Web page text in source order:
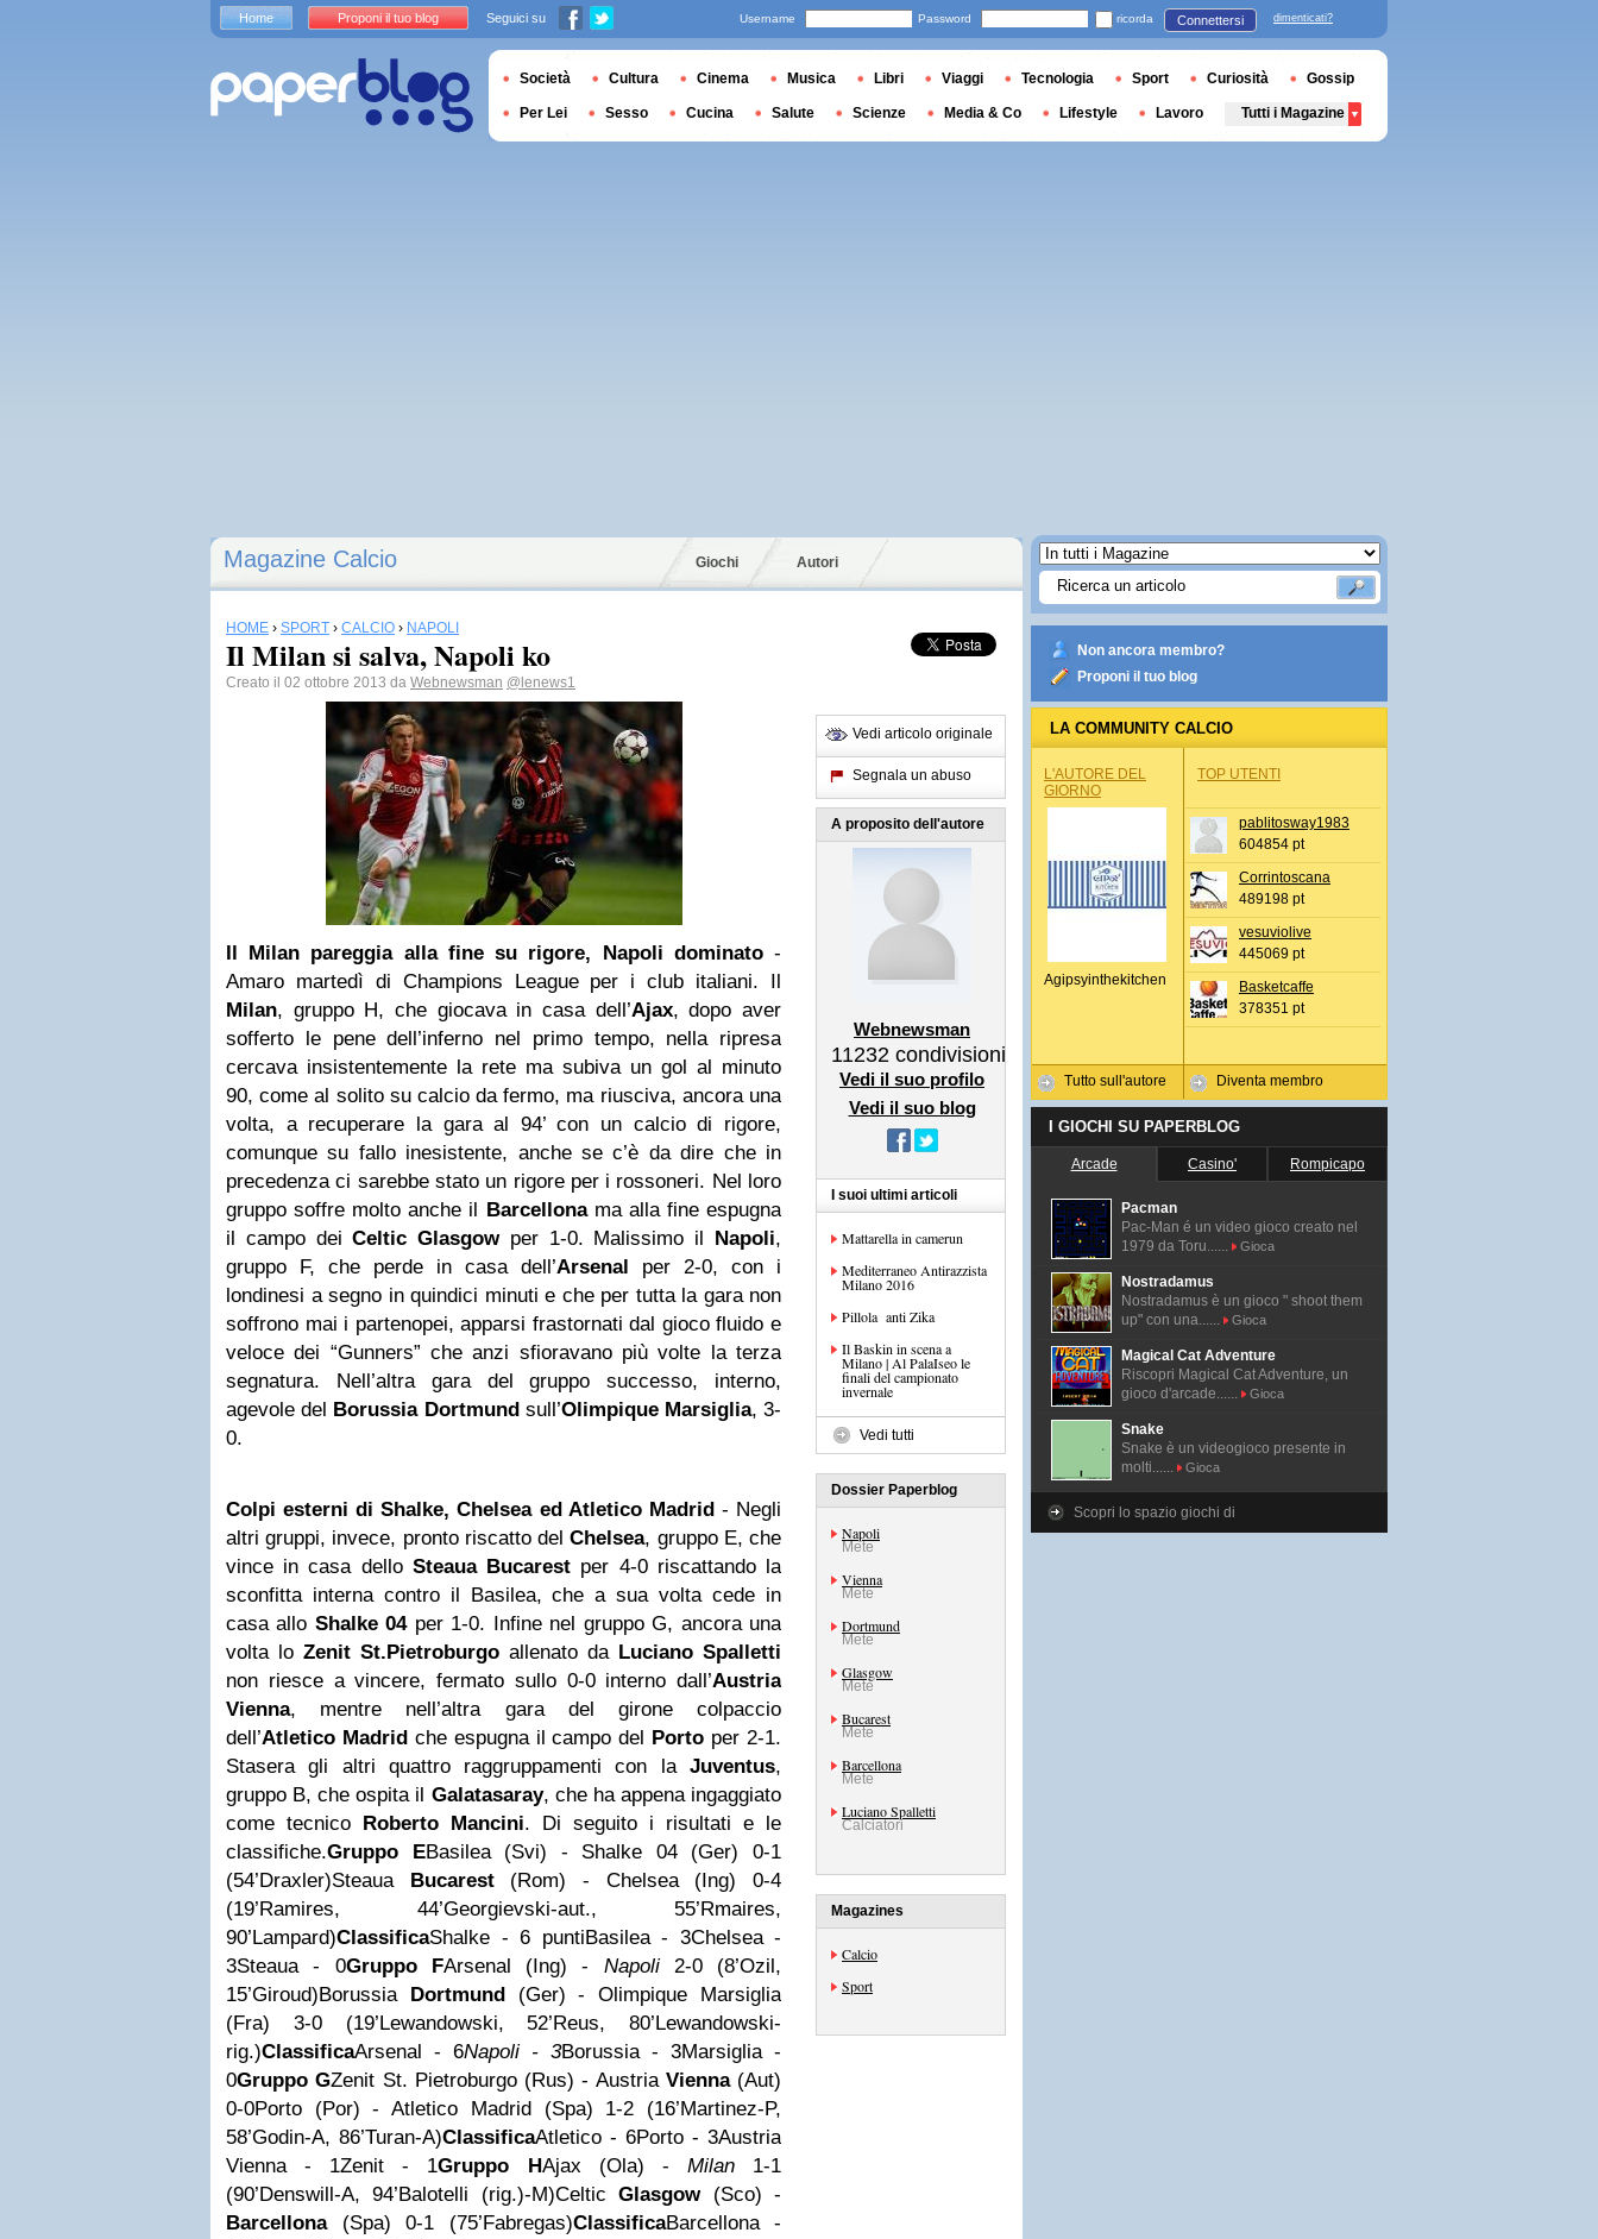
Magazine Calcio Giochi Autori
HOME › SPORT › CALCIO › NAPOLI
Il Milan si salva, Napoli ko
Creato il 02 ottobre 2013 da Webnewsman @lenews1
Il Milan pareggia alla fine su rigore, Napoli dominato-
Amaro martedì di Champions League per i club italiani. Il
Milan, gruppo H, che giocava in casa dell’Ajax, dopo aver
sofferto le pene dell’inferno nel primo tempo, nella ripresa
cercava insistentemente la rete ma subiva un gol al minuto
90, come al solito su calcio da fermo, ma riusciva, ancora una
volta, a recuperare la gara al 94’ con un calcio di rigore,
comunque su fallo inesistente, anche se c’è da dire che in
precedenza ci sarebbe stato un rigore per i rossoneri. Nel loro
gruppo soffre molto anche il Barcellonama alla fine espugna
il campo deiCeltic Glasgowper 1-0. Malissimo il Napoli,
gruppo F, che perde in casa dell’Arsenal per 2-0, con i
londinesi a segno in quindici minuti e che per tutta la gara non
soffrono mai i partenopei, apparsi frastornati dal gioco fluido e
veloce dei “Gunners” che anzi sfioravano più volte la terza
segnatura. Nell’altra gara del gruppo successo, interno,
agevole del Borussia Dortmundsull’Olimpique Marsiglia, 3-
0.
Colpi esterni di Shalke, Chelsea ed Atletico Madrid- Negli
altri gruppi, invece, pronto riscatto delChelsea, gruppo E, che
vince in casa dello Steaua Bucarest per 4-0 riscattando la
sconfitta interna contro il Basilea, che a sua volta cede in
casa allo Shalke 04per 1-0. Infine nel gruppo G, ancora una
volta lo Zenit St.Pietroburgo allenato da Luciano Spalletti
non riesce a vincere, fermato sullo 0-0 interno dall’Austria
Vienna, mentre nell’altra gara del girone colpaccio
dell’Atletico Madridche espugna il campo del Porto per 2-1.
Stasera gli altri quattro raggruppamenti con la Juventus,
gruppo B, che ospita il Galatasaray, che ha appena ingaggiato
come tecnico Roberto Mancini. Di seguito i risultati e le
classifiche.Gruppo EBasilea (Svi) - Shalke 04 (Ger) 0-1
(54’Draxler)Steaua Bucarest(Rom) - Chelsea (Ing) 0-4
(19’Ramires, 44’Georgievski-aut., 55’Rmaires,
90’Lampard)ClassificaShalke - 6 puntiBasilea - 3Chelsea -
3Steaua - 0Gruppo FArsenal (Ing) - Napoli2-0 (8’Ozil,
15’Giroud)Borussia Dortmund(Ger) - Olimpique Marsiglia
(Fra) 3-0 (19’Lewandowski, 52’Reus, 80’Lewandowski-
rig.)ClassificaArsenal - 6Napoli - 3Borussia - 3Marsiglia -
0Gruppo GZenit St. Pietroburgo (Rus) - Austria Vienna(Aut)
0-0Porto (Por) - Atletico Madrid (Spa) 1-2 (16’Martinez-P,
58’Godin-A, 86’Turan-A)ClassificaAtletico - 6Porto - 3Austria
Vienna - 1Zenit - 1Gruppo HAjax (Ola) - Milan1-1
(90’Denswill-A, 94’Balotelli (rig.)-M)CelticGlasgow(Sco) -
Barcellona(Spa) 0-1 (75’Fabregas)ClassificaBarcellona -
Vedi articolo originale
Segnala un abuso
A proposito dell'autore
Webnewsman
11232 condivisioni
Vedi il suo profilo
Vedi il suo blog
I suoi ultimi articoli
Mattarella in camerun
Mediterraneo Antirazzista
Milano 2016
Pillola anti Zika
Il Baskin in scena a
Milano | Al PalaIseo le
finali del campionato
invernale
Vedi tutti
Dossier Paperblog
Napoli
Mete
Vienna
Mete
Dortmund
Mete
Glasgow
Mete
Bucarest
Mete
Barcellona
Mete
Luciano Spalletti
Calciatori
Magazines
Calcio
Sport
Non ancora membro?
Proponi il tuo blog
LA COMMUNITY CALCIO
L'AUTORE DEL
GIORNO
Agipsyinthekitchen
Tutto sull'autore
TOP UTENTI
pablitosway1983
604854 pt
Corrintoscana
489198 pt
vesuviolive
445069 pt
Basketcaffe
378351 pt
Diventa membro
I GIOCHI SU PAPERBLOG
Arcade Casino' Rompicapo
Pacman
Pac-Man é un video gioco creato nel
1979 da Toru......
Gioca
Nostradamus
Nostradamus è un gioco " shoot them
up" con una......
Gioca
Magical Cat Adventure
Riscopri Magical Cat Adventure, un
gioco d'arcade......
Gioca
Snake
Snake è un videogioco presente in
molti......
Gioca
Scopri lo spazio giochi di
Home Proponi il tuo blog Seguici su Username Password ricorda Connettersi dimenticati?
Società Cultura Cinema Musica Libri Viaggi Tecnologia Sport Curiosità Gossip
Per Lei Sesso Cucina Salute Scienze Media & Co Lifestyle Lavoro Tutti i Magazine